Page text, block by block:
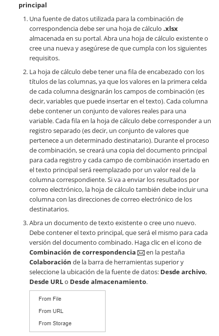
principal
Una fuente de datos utilizada para la combinación de
correspondencia debe ser una hoja de cálculo .xlsx
almacenada en su portal. Abra una hoja de cálculo existente o
cree una nueva y asegúrese de que cumpla con los siguientes
requisitos.
La hoja de cálculo debe tener una fila de encabezado con los
títulos de las columnas, ya que los valores en la primera celda
de cada columna designarán los campos de combinación (es
decir, variables que puede insertar en el texto). Cada columna
debe contener un conjunto de valores reales para una
variable. Cada fila en la hoja de cálculo debe corresponder a un
registro separado (es decir, un conjunto de valores que
pertenece a un determinado destinatario). Durante el proceso
de combinación, se creará una copia del documento principal
para cada registro y cada campo de combinación insertado en
el texto principal será reemplazado por un valor real de la
columna correspondiente. Si va a enviar los resultados por
correo electrónico, la hoja de cálculo también debe incluir una
columna con las direcciones de correo electrónico de los
destinatarios.
Abra un documento de texto existente o cree uno nuevo.
Debe contener el texto principal, que será el mismo para cada
versión del documento combinado. Haga clic en el icono de
Combinación de correspondencia
en la pestaña
Colaboración de la barra de herramientas superior y
seleccione la ubicación de la fuente de datos: Desde archivo,
Desde URLo Desde almacenamiento.